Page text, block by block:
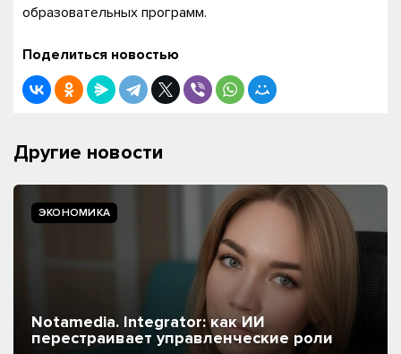
образовательных программ.
Поделиться новостью
Другие новости
ЭКОНОМИКА
Notamedia. Integrator: как ИИ
перестраивает управленческие роли